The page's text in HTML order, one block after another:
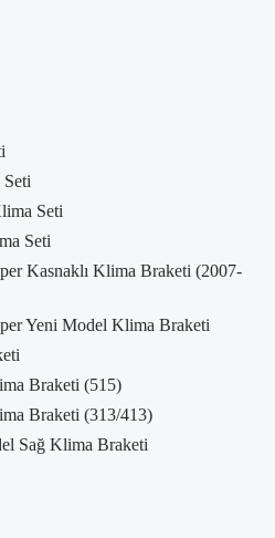
Seti
Seti
Kasnaklı Klima Braketi (2007-
Yeni Model Klima Braketi
Braketi (515)
Braketi (313/413)
Sağ Klima Braketi